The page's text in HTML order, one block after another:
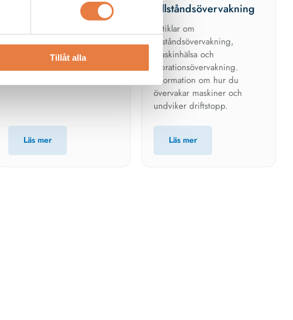
Tillåt alla
Medicinska utrymmen
om bland annat elsäkerhet i
medicinska utrymmen.
Läs mer
Tillståndsövervakning
Artiklar om
tillståndsövervakning,
maskinhälsa och
vibrationsövervakning.
Information om hur du
övervakar maskiner och
undviker driftstopp.
Läs mer